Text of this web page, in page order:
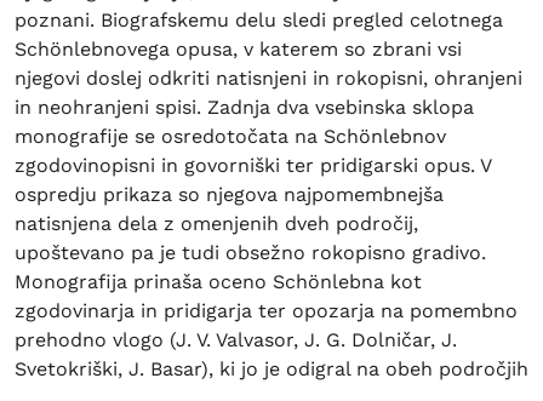
poznani. Biografskemu delu sledi pregled celotnega
Schönlebnovega opusa, v katerem so zbrani vsi
njegovi doslej odkriti natisnjeni in rokopisni, ohranjeni
in neohranjeni spisi. Zadnja dva vsebinska sklopa
monografije se osredotočata na Schönlebnov
zgodovinopisni in govorniški ter pridigarski opus. V
ospredju prikaza so njegova najpomembnejša
natisnjena dela z omenjenih dveh področij,
upoštevano pa je tudi obsežno rokopisno gradivo.
Monografija prinaša oceno Schönlebna kot
zgodovinarja in pridigarja ter opozarja na pomembno
prehodno vlogo (J. V. Valvasor, J. G. Dolničar, J.
Svetokriški, J. Basar), ki jo je odigral na obeh področjih